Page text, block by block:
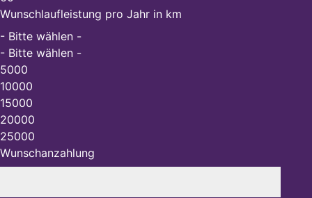
Wunschlaufleistung pro Jahr in km
- Bitte wählen -
- Bitte wählen -
5000
10000
15000
20000
25000
Wunschanzahlung